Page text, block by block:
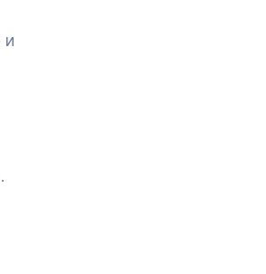
и